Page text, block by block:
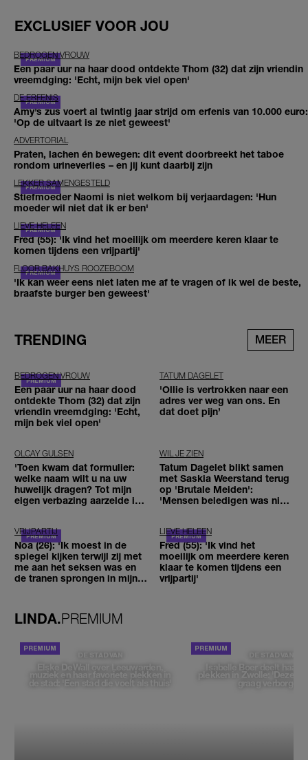
EXCLUSIEF VOOR JOU
BEDROGEN VROUW
Een paar uur na haar dood ontdekte Thom (32) dat zijn vriendin
vreemdging: 'Echt, mijn bek viel open'
DE ERFENIS
Amy’s zus voert al twintig jaar strijd om erfenis van 10.000 euro:
'Op de uitvaart is ze niet geweest'
ADVERTORIAL
Praten, lachen én bewegen: dit event doorbreekt het taboe
rondom urineverlies – en jij kunt daarbij zijn
LEKKER SAMENGESTELD
Stiefmoeder Naomi is niet welkom bij verjaardagen: 'Hun
moeder wil niet dat ik er ben'
LIEVE HELEEN
Fred (55): 'Ik vind het moeilijk om meerdere keren klaar te
komen tijdens een vrijpartij'
FLOOR BAKHUYS ROOZEBOOM
'Ik kan weer eens niet laten me af te vragen of ik wel de beste,
braafste burger ben geweest'
TRENDING MEER
BEDROGEN VROUW
Een paar uur na haar dood
ontdekte Thom (32) dat zijn
vriendin vreemdging: 'Echt,
mijn bek viel open'
TATUM DAGELET
'Ollie is vertrokken naar een
adres ver weg van ons. En
dat doet pijn’
OLCAY GULSEN
'Toen kwam dat formulier:
welke naam wilt u na uw
huwelijk dragen? Tot mijn
eigen verbazing aarzelde ik
WIL JE ZIEN
Tatum Dagelet blikt samen
met Saskia Weerstand terug
op 'Brutale Meiden':
'Mensen beledigen was niet
VRIJPARTIJ
Noa (26): 'Ik moest in de
spiegel kijken terwijl zij met
me aan het seksen was en
de tranen sprongen in mijn
LIEVE HELEEN
Fred (55): 'Ik vind het
moeilijk om meerdere keren
klaar te komen tijdens een
vrijpartij'
LINDA.PREMIUM
DE STAD VAN
Elske DeWall over Leeuwarden,
muziek en haar favoriete plekken in
de stad: 'Een stad die voelt als thuis'
DE STAD VAN
Isabelle Boer deelt haar
plekken in Zwolle: 'Deze
graag verborgen'